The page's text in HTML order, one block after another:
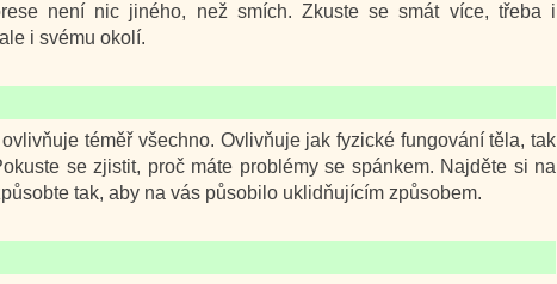
není nic jiného, než smích. Zkuste se smát více, třeba i
i svému okolí.
téměř všechno. Ovlivňuje jak fyzické fungování těla, tak
se zjistit, proč máte problémy se spánkem. Najděte si na
tak, aby na vás působilo uklidňujícím způsobem.